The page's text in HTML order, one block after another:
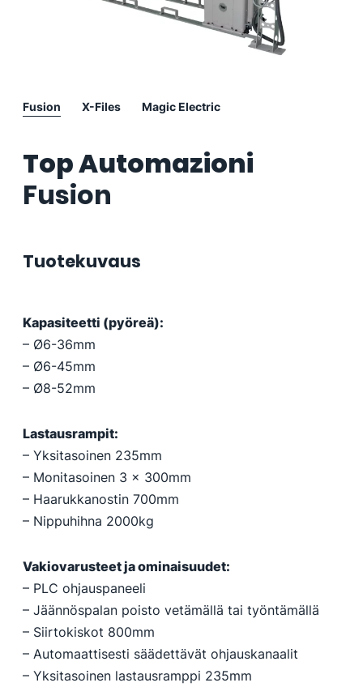
Fusion X-Files Magic Electric
Top Automazioni
Fusion
Tuotekuvaus
Kapasiteetti (pyöreä):
– Ø6-36mm
– Ø6-45mm
– Ø8-52mm
Lastausrampit:
– Yksitasoinen 235mm
– Monitasoinen 3 x 300mm
– Haarukkanostin 700mm
– Nippuhihna 2000kg
Vakiovarusteet ja ominaisuudet:
– PLC ohjauspaneeli
– Jäännöspalan poisto vetämällä tai työntämällä
– Siirtokiskot 800mm
– Automaattisesti säädettävät ohjauskanaalit
– Yksitasoinen lastausramppi 235mm